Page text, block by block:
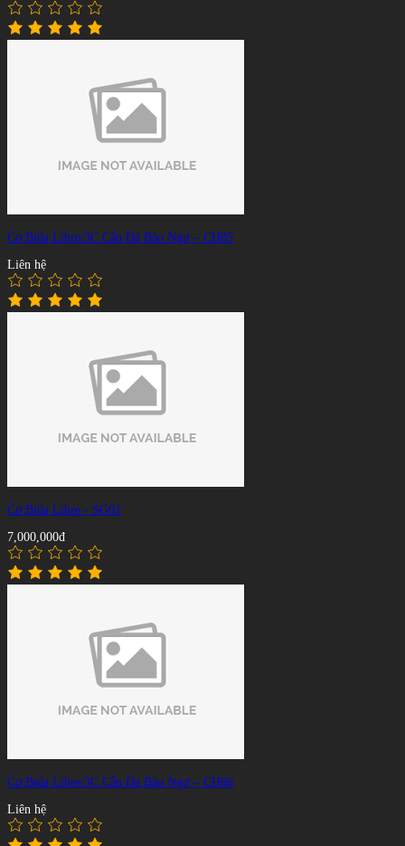
Cơ Bida Libre/3C Cẩn Đá Bào Ngư – CH85
Liên hệ
Cơ Bida Libre - SG01
7,000,000đ
Cơ Bida Libre/3C Cẩn Đá Bào Ngư – CH86
Liên hệ